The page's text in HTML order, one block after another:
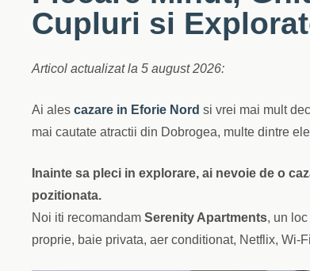
Cupluri si
Articol actualizat la 5 august 2026:
Ai ales cazare in Eforie Nord si vrei mai mult
mai cautate atractii din Dobrogea, multe dintre
Inainte sa pleci in explorare, ai nevoie de o
pozitionata.
Noi iti recomandam Serenity Apartments, un
proprie, baie privata, aer conditionat, Netflix, Wi-